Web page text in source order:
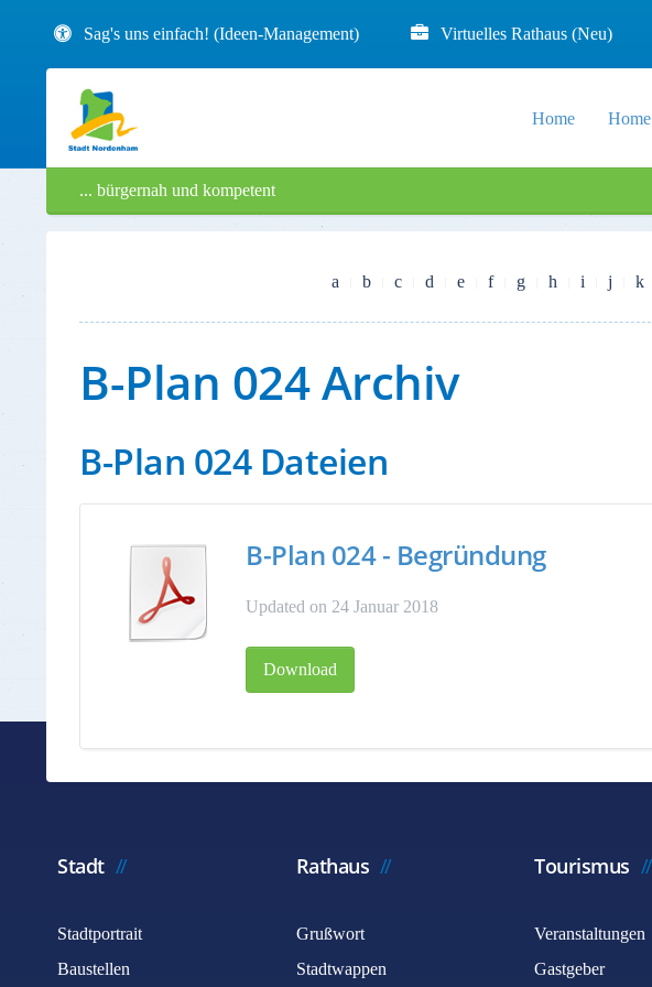
Sag's uns einfach! (Ideen-Management) Virtuelles Rathaus (Neu)
Home Home
... bürgernah und kompetent
a b c d e f g h i j k
B-Plan 024 Archiv
B-Plan 024 Dateien
B-Plan 024 - Begründung
Updated on 24 Januar 2018
Download
Stadt
Stadtportrait
Baustellen
Rathaus
Grußwort
Stadtwappen
Tourismus
Veranstaltungen
Gastgeber